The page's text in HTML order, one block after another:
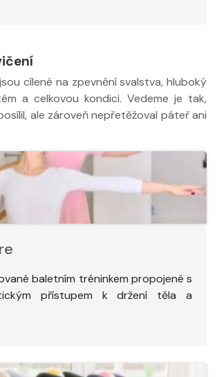
cílené na zpevnění svalstva, hluboký
a celkovou kondici. Vedeme je tak,
ale zároveň nepřetěžoval páteř ani
baletním tréninkem propojené s
přístupem k držení těla a